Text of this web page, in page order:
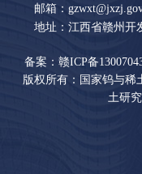
邮箱：
地址：江西省赣州开
备案：赣ICP备
版权所有：国家钨与稀
土研